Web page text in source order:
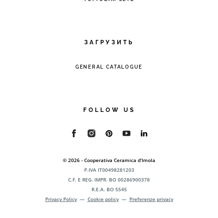
ЗАГРУЗИТЬ
GENERAL CATALOGUE
FOLLOW US
© 2026 - Cooperativa Ceramica d’Imola
P.IVA IT00498281203
C.F. E REG. IMPR. BO 00286900378
R.E.A. BO 5545
Privacy Policy— Cookie policy— Preferenze privacy